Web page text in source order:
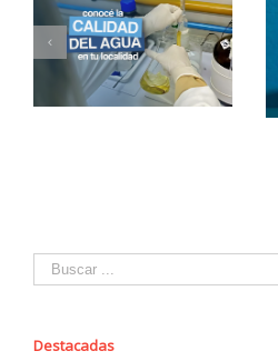
15 de Mayo – Feliz Día
del Trabajador
Sanitarista
Destacadas